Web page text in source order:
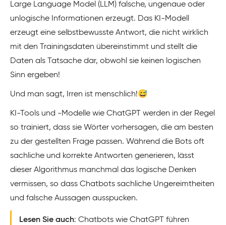
Large Language Model (LLM) falsche, ungenaue oder
unlogische Informationen erzeugt. Das KI-Modell
erzeugt eine selbstbewusste Antwort, die nicht wirklich
mit den Trainingsdaten übereinstimmt und stellt die
Daten als Tatsache dar, obwohl sie keinen logischen
Sinn ergeben!
Und man sagt, Irren ist menschlich!😅
KI-Tools und -Modelle wie ChatGPT werden in der Regel
so trainiert, dass sie Wörter vorhersagen, die am besten
zu der gestellten Frage passen. Während die Bots oft
sachliche und korrekte Antworten generieren, lässt
dieser Algorithmus manchmal das logische Denken
vermissen, so dass Chatbots sachliche Ungereimtheiten
und falsche Aussagen ausspucken.
Lesen Sie auch: Chatbots wie ChatGPT führen